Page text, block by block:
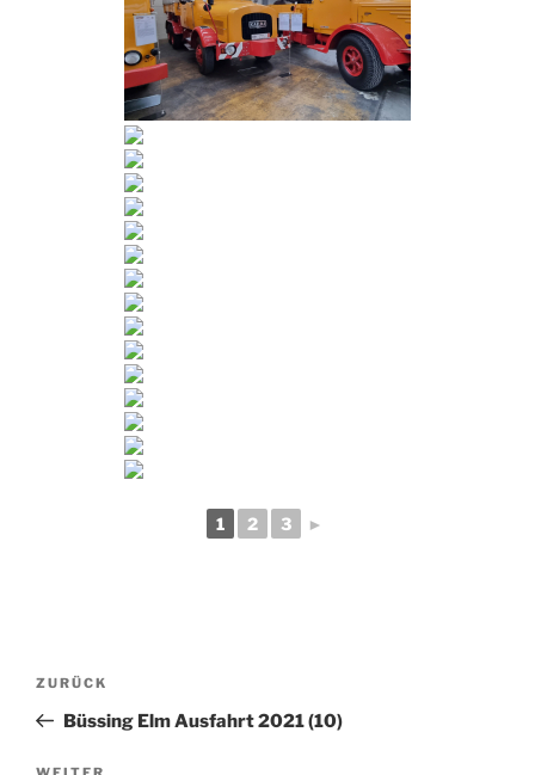
1 2 3 ►
Beitragsnavigation
Vorheriger
Beitrag
ZURÜCK
Büssing Elm Ausfahrt 2021 (10)